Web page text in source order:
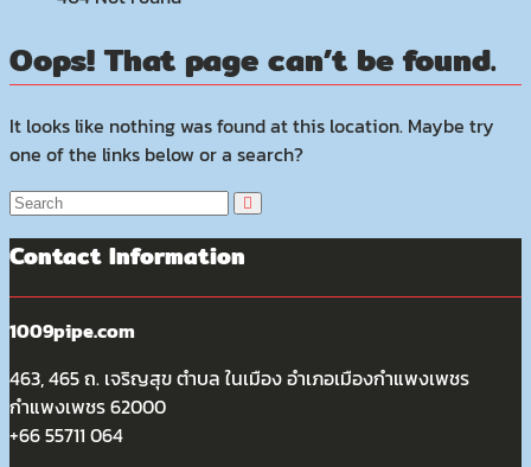
Oops! That page can’t be found.
It looks like nothing was found at this location. Maybe try
one of the links below or a search?
Contact Information
1009pipe.com
463, 465 ถ. เจริญสุข ตำบล ในเมือง อำเภอเมืองกำแพงเพชร
กำแพงเพชร 62000
+66 55711 064